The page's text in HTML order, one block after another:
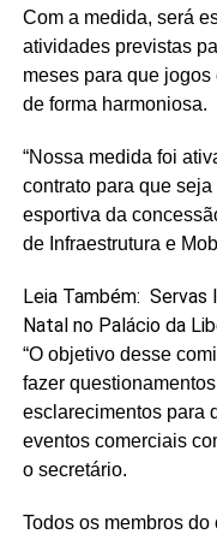
Com a medida, será
atividades previstas
meses para que
de forma harmoniosa.
“Nossa medida foi
contrato para que
esportiva da
de Infraestrutura e
Leia Também: Servas
Natal no Palácio da
“O objetivo desse
fazer
esclarecimentos para
eventos comerciais
o secretário.
Todos os membros